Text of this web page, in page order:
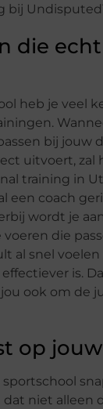
bij
die
heb je veel
bij jouw
uitvoert, zal
training in
een coach
wordt je
die
al snel
is.
ook om de
op
sportschool
niet alleen